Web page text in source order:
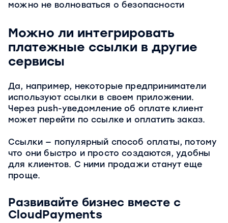
можно не волноваться о безопасности
Можно ли интегрировать
платежные ссылки в другие
сервисы
Да, например, некоторые предприниматели
используют ссылки в своем приложении.
Через push-уведомление об оплате клиент
может перейти по ссылке и оплатить заказ.
Ссылки — популярный способ оплаты, потому
что они быстро и просто создаются, удобны
для клиентов. С ними продажи станут еще
проще.
Развивайте бизнес вместе с
CloudPayments